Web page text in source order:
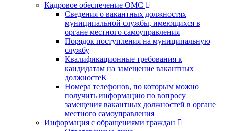
Кадровое обеспечение ОМС
Сведения о вакантных должностях
муниципальной службы, имеющихся в
органе местного самоуправления
Порядок поступления на муниципальную
службу
Квалификационные требования к
кандидатам на замещение вакантных
должностеК
Номера телефонов, по которым можно
получить информацию по вопросу
замещения вакантных должностей в органе
местного самоуправления
Информация с обращениями граждан